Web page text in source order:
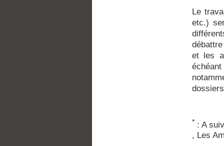
Le
etc.)
et les
* : A
, Les